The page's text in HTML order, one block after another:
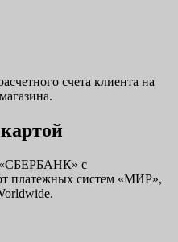
счета клиента на
«СБЕРБАНК» с
платежных систем «МИР»,